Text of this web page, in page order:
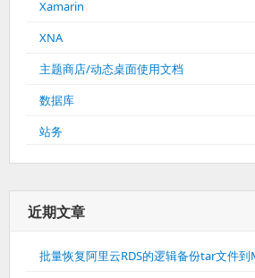
Xamarin
XNA
主题商店/动态桌面使用文档
数据库
站务
近期文章
批量恢复阿里云RDS的逻辑备份tar文件